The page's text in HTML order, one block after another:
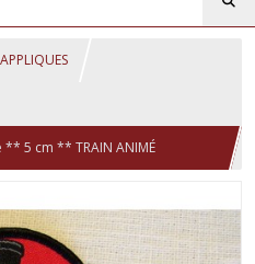
** 5 cm ** TRAIN ANIMÉ